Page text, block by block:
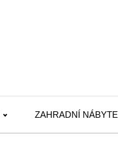
ZAHRADNÍ